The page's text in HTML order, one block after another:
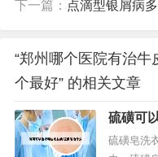
下一篇： 点滴型银屑病多
“郑州哪个医院有治
个最好” 的相关文章
硫磺可
硫磺皂洗